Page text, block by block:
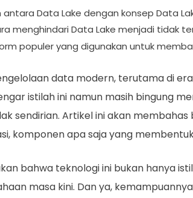
Data Lake dengan konsep Data
menghindari Data Lake menjadi tidak
populer yang digunakan untuk
data modern, terutama di
istilah ini namun masih bingung
sendirian. Artikel ini akan
komponen apa saja yang
bahwa teknologi ini bukan hanya
masa kini. Dan ya,